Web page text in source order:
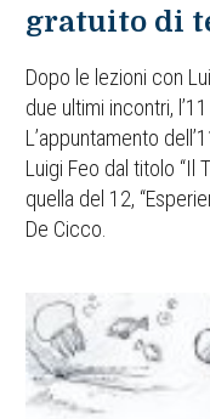
gratuito di
Dopo le lezioni con
due ultimi incontri,
L’appuntamento
Luigi Feo dal titolo “Il
quella del 12,
De Cicco.